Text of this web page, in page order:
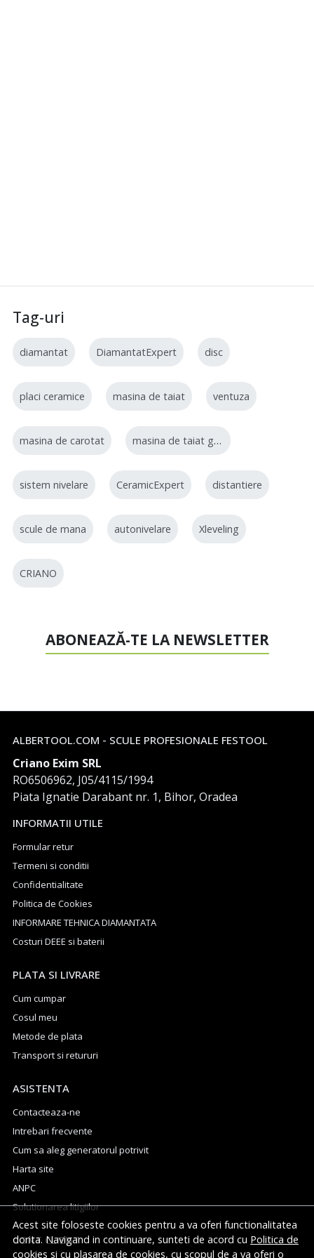
Acest site foloseste cookies pentru a va oferi functionalitatea
dorita. Navigand in continuare, sunteti de acord cu Politica de
cookies si cu plasarea de cookies, cu scopul de a va oferi o
Tag-uri
diamantat DiamantatExpert disc
placi ceramice masina de taiat ventuza
masina de carotat masina de taiat gresie
sistem nivelare CeramicExpert distantiere
scule de mana autonivelare Xleveling
CRIANO
ABONEAZĂ-TE LA NEWSLETTER
ALBERTOOL.COM - SCULE PROFESIONALE FESTOOL
Criano Exim SRL
RO6506962, J05/4115/1994
Piata Ignatie Darabant nr. 1, Bihor, Oradea
INFORMATII UTILE
Formular retur
Termeni si conditii
Confidentialitate
Politica de Cookies
INFORMARE TEHNICA DIAMANTATA
Costuri DEEE si baterii
PLATA SI LIVRARE
Cum cumpar
Cosul meu
Metode de plata
Transport si retururi
ASISTENTA
Contacteaza-ne
Intrebari frecvente
Cum sa aleg generatorul potrivit
Harta site
ANPC
Solutionarea litigiilor
CONT CLIENT